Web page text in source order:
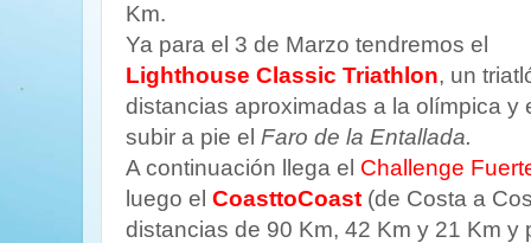
Km.
Ya para el 3 de Marzo tendremos el
Lighthouse Classic Triathlon, un
distancias aproximadas a la olímpica y
subir a pie el Faro de la Entallada.
A continuación llega el Challenge
luego el CoasttoCoast (de Costa a
distancias de 90 Km, 42 Km y 21 Km y